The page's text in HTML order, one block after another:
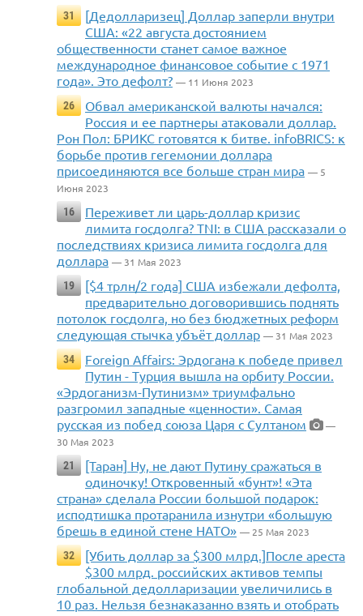
31
[Дедолларизец] Доллар заперли внутри
США: «22 августа достоянием
общественности станет самое важное
международное финансовое событие с 1971
года». Это дефолт? — 11 Июня 2023
26
Обвал американской валюты начался:
Россия и ее партнеры атаковали доллар.
Рон Пол: БРИКС готовятся к битве. infoBRICS: к
борьбе против гегемонии доллара
присоединяются все больше стран мира — 5
Июня 2023
16
Переживет ли царь-доллар кризис
лимита госдолга? TNI: в США рассказали о
последствиях кризиса лимита госдолга для
доллара — 31 Мая 2023
19
[$4 трлн/2 года] США избежали дефолта,
предварительно договорившись поднять
потолок госдолга, но без бюджетных реформ
следующая стычка убъёт доллар — 31 Мая 2023
34
Foreign Affairs: Эрдогана к победе привел
Путин - Турция вышла на орбиту России.
«Эрдоганизм-Путинизм» триумфально
разгромил западные «ценности». Самая
русская из побед союза Царя с Султаном
—
30 Мая 2023
21
[Таран] Ну, не дают Путину сражаться в
одиночку! Откровенный «бунт»! «Эта
страна» сделала России большой подарок:
исподтишка протаранила изнутри «большую
брешь в единой стене НАТО» — 25 Мая 2023
32
[Убить доллар за $300 млрд.]После ареста
$300 млрд. российских активов темпы
глобальной дедолларизации увеличились в
10 раз. Нельзя безнаказанно взять и отобрать